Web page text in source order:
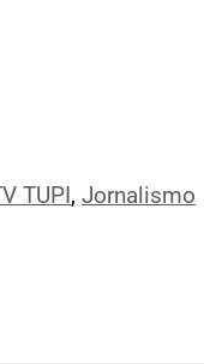
TUPI , Jornalismo